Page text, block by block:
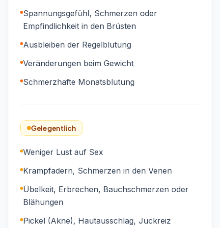
Spannungsgefühl, Schmerzen oder
Empfindlichkeit in den Brüsten
Ausbleiben der Regelblutung
Veränderungen beim Gewicht
Schmerzhafte Monatsblutung
Gelegentlich
Weniger Lust auf Sex
Krampfadern, Schmerzen in den Venen
Übelkeit, Erbrechen, Bauchschmerzen oder
Blähungen
Pickel (Akne), Hautausschlag, Juckreiz